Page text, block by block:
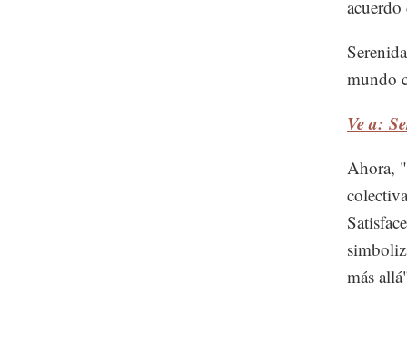
mundo
Ve a:
Ahora,
más